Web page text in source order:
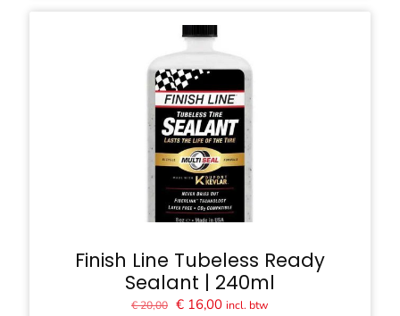
Finish Line Tubeless Ready
Sealant | 240ml
€20,00 Oorspronkelijke
€ 16,00Huidige
incl. btw